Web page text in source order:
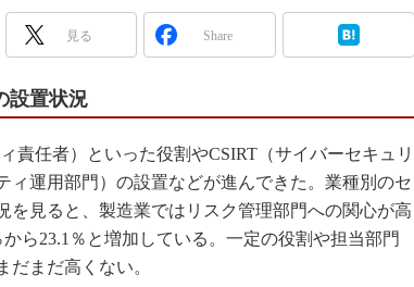
産業オープンネット展
3Dプリンタ
デジタルツインとCAE
イノベーション
製造業ビッグデータ
メイドインジャパン
見る Share
設置状況
責任者）といった役割やCSIRT（サイバーセキュリ
ィ運用部門）の設置などが進んできた。業種別のセ
を見ると、製造業ではリスク管理部門への関心が高
ら23.1％と増加している。一定の役割や担当部門
だまだ高くない。